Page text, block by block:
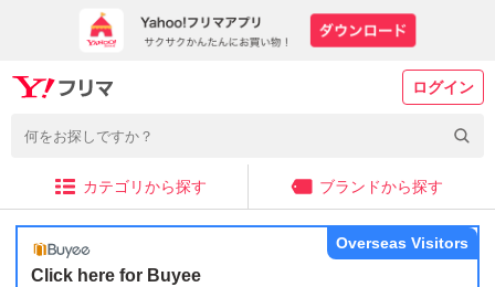
ログイン
カテゴリから探す ブランドから探す
Click here for Buyee
Overseas Visitors